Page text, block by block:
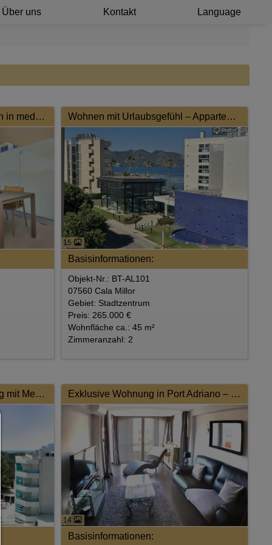
Über uns Kontakt Language
Exklusive Neubauwohnungen in mediterraner Traumlage mit Pool Wohnen mit Urlaubsgefühl – Appartement mit Meerblick nahe Cala Millor
15
Basisinformationen:
Objekt-Nr.: BT-AL101
07560 Cala Millor
Gebiet: Stadtzentrum
Preis: 265.000 €
Wohnfläche ca.: 45 m²
Zimmeranzahl: 2
Hochwertig sanierte Wohnung mit Meerblick Exklusive Wohnung in Port Adriano – Stilvolles Wohnen direkt am Yachthafen
14
Basisinformationen:
Consent Manager
HILFE
Um fortfahren zu können,müssen Sie eine Cookie-Auswahl
Nachfolgend erhalten Sie eine Erläuterung der
Optionen und ihrer Bedeutung.
Alles zulassen:
Jedes Cookie wie z.B. Tracking- und Analytische-Cookies
Drittanbieter-Inhalte.
Auswahl erlauben:
Es werden nur Drittanbieter-Inhalte oder die Cookie-